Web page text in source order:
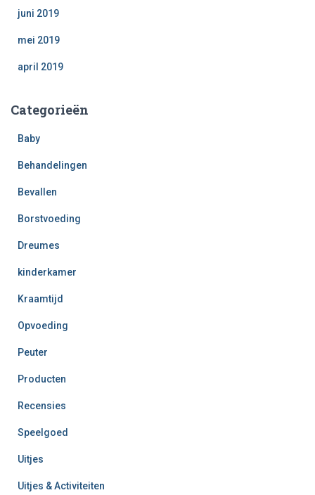
juni 2019
mei 2019
april 2019
Categorieën
Baby
Behandelingen
Bevallen
Borstvoeding
Dreumes
kinderkamer
Kraamtijd
Opvoeding
Peuter
Producten
Recensies
Speelgoed
Uitjes
Uitjes & Activiteiten